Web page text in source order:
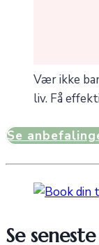
Vær ikke
liv. Få
Se
Se